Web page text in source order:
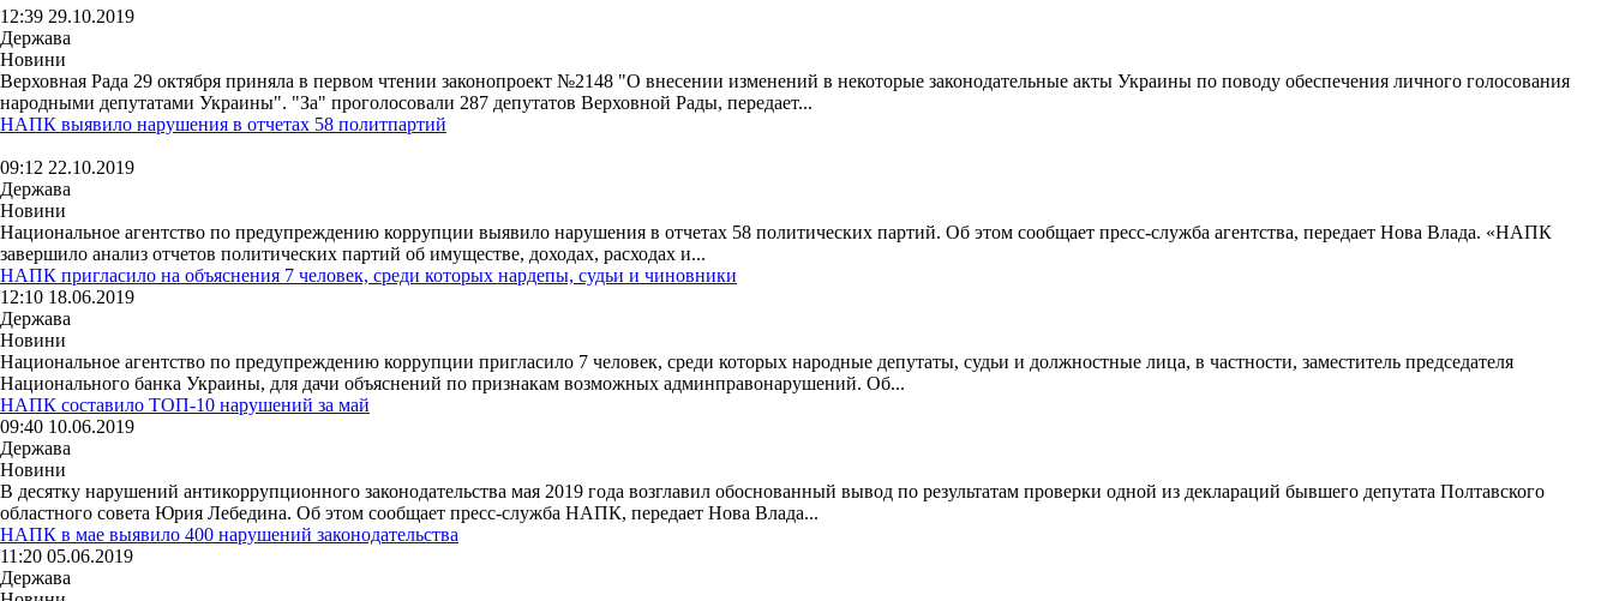
12:39 29.10.2019
Держава
Новини
Верховная Рада 29 октября приняла в первом чтении законопроект №2148 "О внесении изменений в некоторые законодательные акты Украины по поводу обеспечения личного голосования
народными депутатами Украины". "За" проголосовали 287 депутатов Верховной Рады, передает...
НАПК выявило нарушения в отчетах 58 политпартий
09:12 22.10.2019
Держава
Новини
Национальное агентство по предупреждению коррупции выявило нарушения в отчетах 58 политических партий. Об этом сообщает пресс-служба агентства, передает Нова Влада. «НАПК
завершило анализ отчетов политических партий об имуществе, доходах, расходах и...
НАПК пригласило на объяснения 7 человек, среди которых нардепы, судьи и чиновники
12:10 18.06.2019
Держава
Новини
Национальное агентство по предупреждению коррупции пригласило 7 человек, среди которых народные депутаты, судьи и должностные лица, в частности, заместитель председателя
Национального банка Украины, для дачи объяснений по признакам возможных админправонарушений. Об...
НАПК составило ТОП-10 нарушений за май
09:40 10.06.2019
Держава
Новини
В десятку нарушений антикоррупционного законодательства мая 2019 года возглавил обоснованный вывод по результатам проверки одной из деклараций бывшего депутата Полтавского
областного совета Юрия Лебедина. Об этом сообщает пресс-служба НАПК, передает Нова Влада...
НАПК в мае выявило 400 нарушений законодательства
11:20 05.06.2019
Держава